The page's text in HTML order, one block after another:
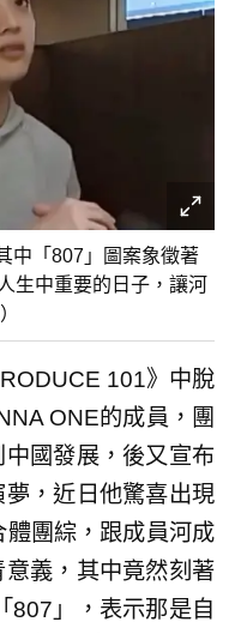
中「807」圖案象徵著
生中重要的日子，讓河
101》中脫
ONE的成員，團
國發展，後又宣布
，近日他驚喜出現
團綜，跟成員河成
義，其中竟然刻著
807」，表示那是自